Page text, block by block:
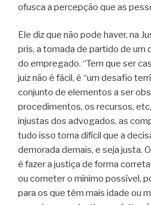
ofusca a percepção que as
Ele diz que não pode haver, na
pris, a tomada de partido de um
do empregado. “Tem que ser
juiz não é fácil, é “um desafio
conjunto de elementos a ser
procedimentos, os recursos,
injustas dos advogados, as
tudo isso torna difícil que a
demorada demais, e seja justa.
é fazer a justiça de forma
ou cometer o mínimo possível,
para os que têm mais idade ou